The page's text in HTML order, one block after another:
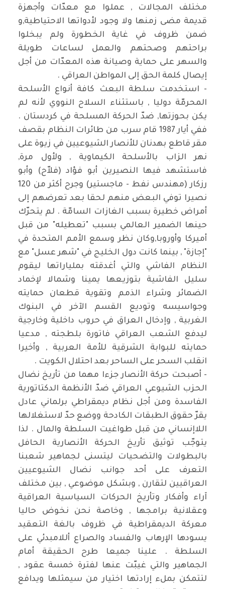
مختلف المجالات , عملوا مع معدّات وأجهزة
قديمة مضى زمنها ولا وجود لأدواتها الاحتياطية,و
ضمن ظروف في غاية الخطورة ولم يبخلوا
براحتهم وصحتهم والعمل لساعات طويلة
والسهر على حماية وصيانة هذه المعدّات من أجل
إيصال كلمة الحق إلى المواطن العراقي .
- استخدمت سلطة البعث كافة أنواع الأسلحة
المحرمّة دوليا , باستثناء السلاح النووي لأنه لم
يكن بحوزتها, ضدّ الحركة المسلحة في كردستان .
ففي أيار 1987 قام سرب من طائرات النظام بقصف
مقر قاطع بهدنان للأنصار الشيوعيين في زيوة على
نهر الزاب بالأسلحة الكيماوية , ولأول مرة,
فاستشهد فيها النصيرين أبو فؤاد (فلاّح) وأبو
رزكار (مهندس نفط - ماجستير) وجرح أكثر من 120
نصيرا توفي البعض منهم لحقا بعد تعرضهم إلى
أمراض خطيرة بسبب الغازات السامّة . لم يتحرّك
حينها الضمير العالمي بسبب "تعطيله" من قبل
أميركا وأوروبا,وكان نظر وسمع الأمم المتحدة في
"إجازة" , بينما كانت دول الخليج في "شهر عسل" مع
النظام الفاشي والتي أغدقته بملياراتها ليقوم
سليل الفاشية بتوزيعها يمينا وشمالا لإخماد
الضمائر وشراء الذمم وتقوية قطعان حمايته
وجواسيسه وتوديع القسم الآخر في البنوك
الغربية , وإدخال العراق في حروب داخلية وخارجية
ليدفع الشعب العراقي فاتورة بلطجته , مدعيا
حمايته للبوابة الشرقية للأمة العربية , وأخيرا
انقلب السحر على الساحر بعد احتلال الكويت .
- أصبحت حركة الأنصار جزءا مهما من تأريخ نضال
الحزب الشيوعي العراقي ضدّ الأنظمة الدكتاتورية
الفاسدة ومن أجل نظام ديمقراطي برلماني عادل
يقرّ حقوق الطبقات الكادحة ووضع حدّ لاستغلالها
اللاإنساني من قبل طواغيت السلطة والمال . لذا
يتوجّب توثيق تأريخ الحركة الأنصارية الحافل
بالبطولات والتضحيات ليتسنى لجماهير شعبنا
التعرف على أحد جوانب نضال الشيوعيين
العراقيين لتقارن , وبشكل موضوعي , بين مختلف
آراء وأفكار وتأريخ الحركات السياسية العراقية
وعقلانية برامجها , وخاصة نحن نخوض حاليا
معركة الديمقراطية في ظروف بالغة التعقيد
يسودها الإرهاب والفساد والصراع أللامبدئي على
السلطة . علينا جميعا طرح الحقيقة أمام
الجماهير والتي غيبّت عنها لفترة خمسة عقود ,
لتتمكن بملء إرادتها اختيار من سيمثلها ويدافع